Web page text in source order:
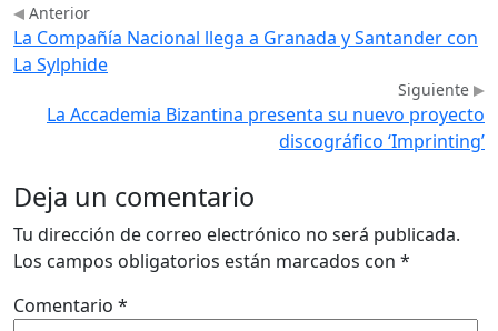
Anterior
La Compañía Nacional llega a Granada y Santander con
La Sylphide
Siguiente
La Accademia Bizantina presenta su nuevo proyecto
discográfico ‘Imprinting’
Deja un comentario
Tu dirección de correo electrónico no será publicada.
Los campos obligatorios están marcados con *
Comentario *